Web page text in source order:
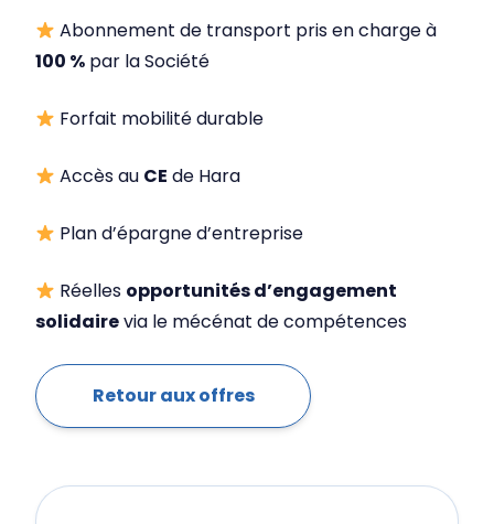
Abonnement de transport pris en charge à
100 % par la Société
Forfait mobilité durable
Accès au CE de Hara
Plan d’épargne d’entreprise
Réelles opportunités d’engagement
solidairevia le mécénat de compétences
Retour aux offres